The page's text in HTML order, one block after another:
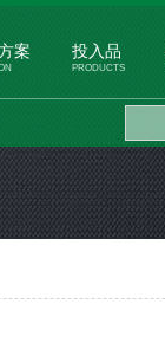
案 投入品
PRODUCTS